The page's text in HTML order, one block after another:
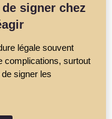
signer chez
légale souvent
complications, surtout
signer les